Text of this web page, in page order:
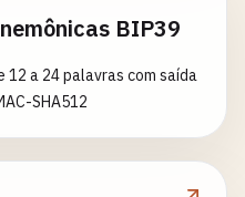
BIP39
12 a 24 palavras com saída
SHA512